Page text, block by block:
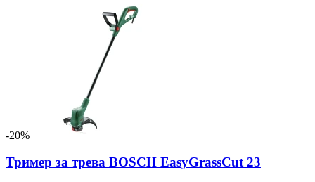
-20%
Тример за трева BOSCH EasyGrassCut 23